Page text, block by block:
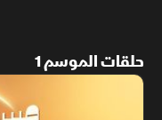
حلقات الموسم 1